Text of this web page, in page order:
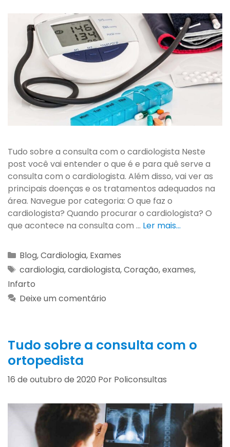
Tudo sobre a consulta com o cardiologista Neste
post você vai entender o que é e para quê serve a
consulta com o cardiologista. Além disso, vai ver as
principais doenças e os tratamentos adequados na
área. Navegue por categoria: O que faz o
cardiologista? Quando procurar o cardiologista? O
que acontece na consulta com … Ler mais…
Blog,Cardiologia, Exames
cardiologia,cardiologista,Coração,exames,
Infarto
Deixe um comentário
Tudo sobre a consulta com o
ortopedista
16 de outubro de 2020 Por Policonsultas